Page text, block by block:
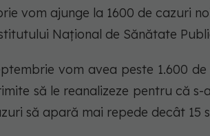
vom ajunge la 1600 de cazuri
Național de Sănătate
vom avea peste 1.600
să le reanalizeze pentru că
să apară mai repede decât 15